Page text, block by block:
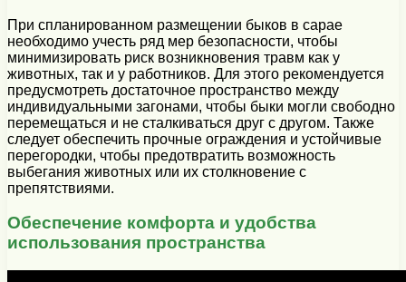
При спланированном размещении быков в сарае
необходимо учесть ряд мер безопасности, чтобы
минимизировать риск возникновения травм как у
животных, так и у работников. Для этого рекомендуется
предусмотреть достаточное пространство между
индивидуальными загонами, чтобы быки могли свободно
перемещаться и не сталкиваться друг с другом. Также
следует обеспечить прочные ограждения и устойчивые
перегородки, чтобы предотвратить возможность
выбегания животных или их столкновение с
препятствиями.
Обеспечение комфорта и удобства
использования пространства